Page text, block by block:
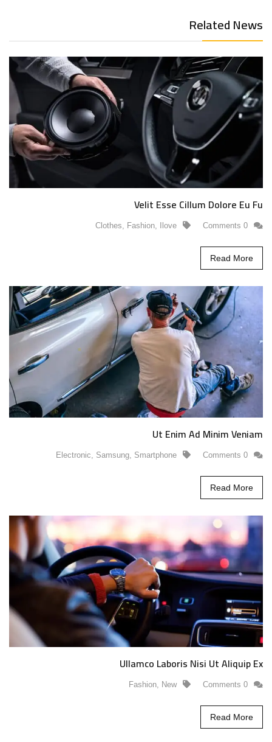
Related News
Velit Esse Cillum Dolore Eu Fu
0 Comments
Clothes Fashion Ilove
Read More
Ut Enim Ad Minim Veniam
0 Comments
Electronic Samsung Smartphone
Read More
Ullamco Laboris Nisi Ut Aliquip Ex
0 Comments
Fashion New
Read More